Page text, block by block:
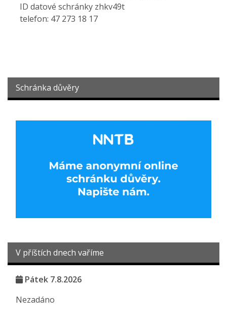
ID datové schránky zhkv49t
telefon: 47 273 18 17
Schránka důvěry
V příštích dnech vaříme
Pátek 7.8.2026
Nezadáno